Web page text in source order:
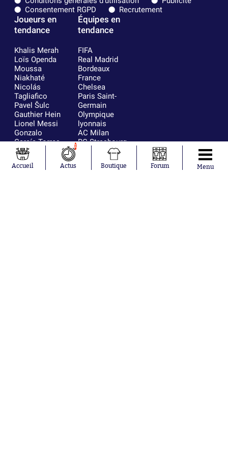
Consentement RGPD
Recrutement
Joueurs en
tendance
Khalis Merah
Loïs Openda
Moussa
Niakhaté
Nicolás
Tagliafico
Pavel Šulc
Gauthier Hein
Lionel Messi
Gonzalo
García Torres
Gio Reyna
Leandro
Paredes
Équipes en
tendance
FIFA
Real Madrid
Bordeaux
France
Chelsea
Paris Saint-
Germain
Olympique
lyonnais
AC Milan
RC Strasbourg
Accueil
1
Actus Boutique Forum Menu